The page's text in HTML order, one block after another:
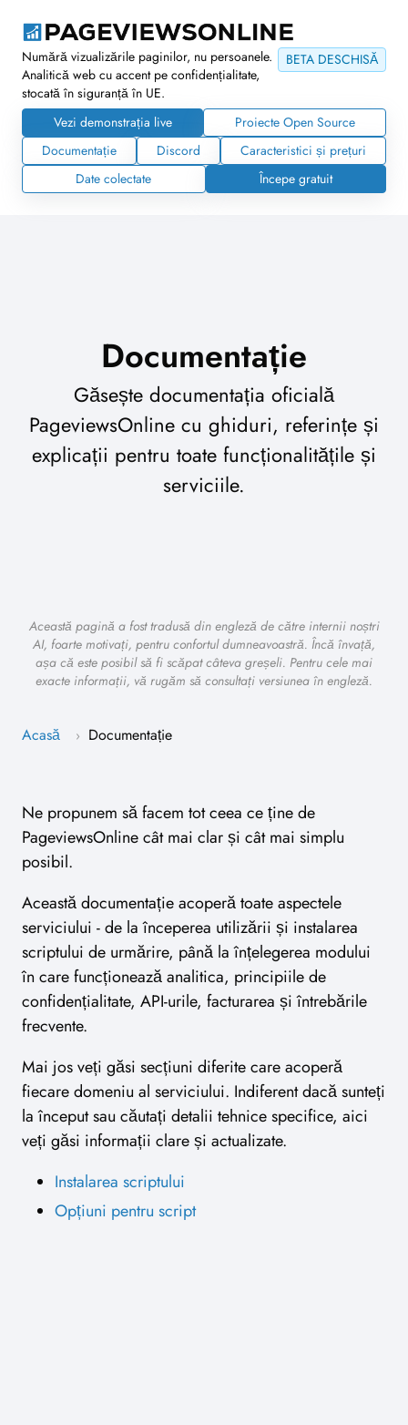
BETA DESCHISĂ
Numără vizualizările paginilor, nu persoanele.
Analitică web cu accent pe confidențialitate,
stocată în siguranță în UE.
Vezi demonstrația live
Proiecte Open Source
Documentație
Discord
Caracteristici și prețuri
Date colectate
Începe gratuit
Documentație
Găsește documentația oficială
PageviewsOnline cu ghiduri, referințe și
explicații pentru toate funcționalitățile și
serviciile.
Această pagină a fost tradusă din engleză de către internii noștri
AI, foarte motivați, pentru confortul dumneavoastră. Încă învață,
așa că este posibil să fi scăpat câteva greșeli. Pentru cele mai
exacte informații, vă rugăm să consultați versiunea în engleză.
Acasă › Documentație
Ne propunem să facem tot ceea ce ține de
PageviewsOnline cât mai clar și cât mai simplu
posibil.
Această documentație acoperă toate aspectele
serviciului - de la începerea utilizării și instalarea
scriptului de urmărire, până la înțelegerea modului
în care funcționează analitica, principiile de
confidențialitate, API-urile, facturarea și întrebările
frecvente.
Mai jos veți găsi secțiuni diferite care acoperă
fiecare domeniu al serviciului. Indiferent dacă sunteți
la început sau căutați detalii tehnice specifice, aici
veți găsi informații clare și actualizate.
Instalarea scriptului
Opțiuni pentru script